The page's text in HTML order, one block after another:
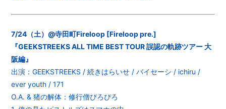
7/24（土）@寺田町Fireloop [Fireloop pre.]
『GEEKSTREEKS ALL TIME BEST TOUR 誤認の軌跡ツアー 大
阪編』
出演：GEEKSTREEKS / 続きはらいせ / バイセーシ / ichiru /
ever youth / 171
O.A. & 猪の解体：修行僧ぴろぴろ